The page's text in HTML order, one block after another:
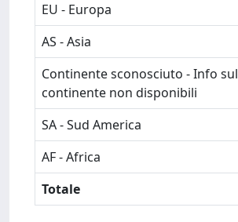
EU - Europa
AS - Asia
Continente sconosciuto - Info sul
continente non disponibili
SA - Sud America
AF - Africa
Totale